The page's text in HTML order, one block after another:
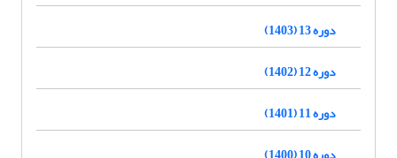
دوره 13 (1403)
دوره 12 (1402)
دوره 11 (1401)